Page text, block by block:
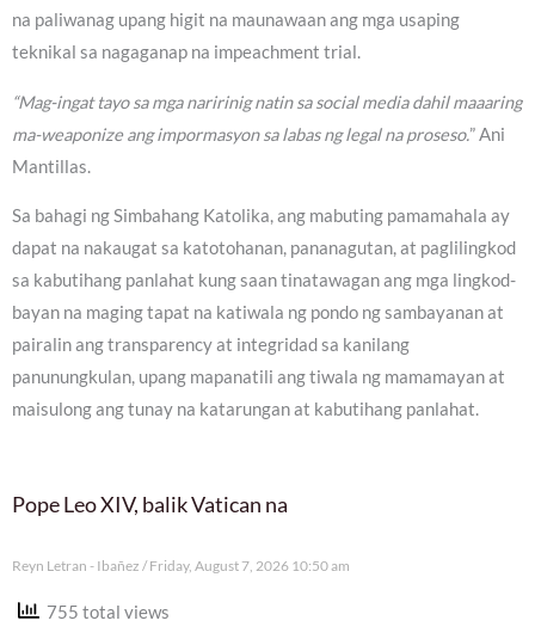
na paliwanag upang higit na maunawaan ang mga usaping
teknikal sa nagaganap na impeachment trial.
“Mag-ingat tayo sa mga naririnig natin sa social media dahil maaaring
ma-weaponize ang impormasyon sa labas ng legal na proseso.” Ani
Mantillas.
Sa bahagi ng Simbahang Katolika, ang mabuting pamamahala ay
dapat na nakaugat sa katotohanan, pananagutan, at paglilingkod
sa kabutihang panlahat kung saan tinatawagan ang mga lingkod-
bayan na maging tapat na katiwala ng pondo ng sambayanan at
pairalin ang transparency at integridad sa kanilang
panunungkulan, upang mapanatili ang tiwala ng mamamayan at
maisulong ang tunay na katarungan at kabutihang panlahat.
Pope Leo XIV, balik Vatican na
Reyn Letran - Ibañez Friday, August 7, 2026 10:50 am
755 total views